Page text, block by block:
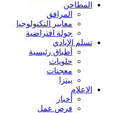
المطاحن
المرافق
معايير التكنولوجيا
جولة افتراضية
تسلم الإيادي
أطباق رئيسية
حلويات
معجنات
بيتزا
الإعلام
أخبار
فرص عمل